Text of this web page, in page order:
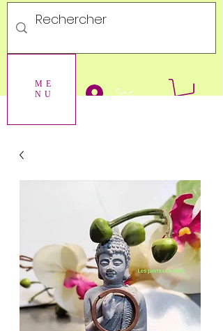
ME
NU
Se connecter